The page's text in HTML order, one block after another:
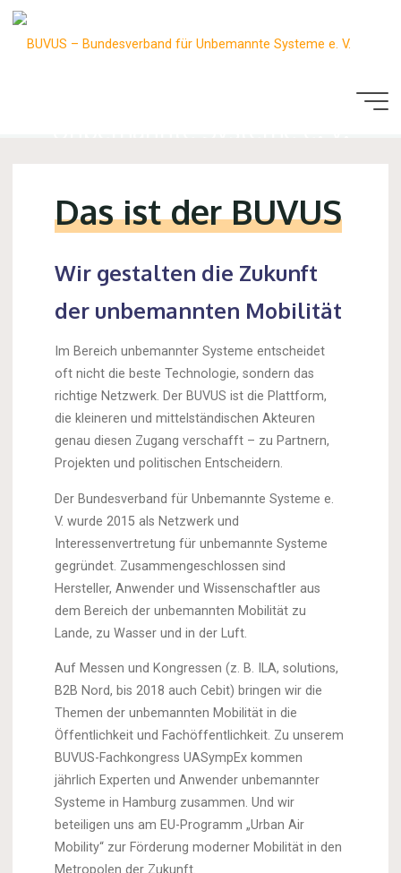
Skip
BUVUS – Bundesverband für
Das ist der BUVUS
Wir gestalten die Zukunft
der unbemannten Mobilität
Im Bereich unbemannter Systeme entscheidet
oft nicht die beste Technologie, sondern das
richtige Netzwerk. Der BUVUS ist die Plattform,
die kleineren und mittelständischen Akteuren
genau diesen Zugang verschafft – zu Partnern,
Projekten und politischen Entscheidern.
Der Bundesverband für Unbemannte Systeme e.
V. wurde 2015 als Netzwerk und
Interessenvertretung für unbemannte Systeme
gegründet. Zusammengeschlossen sind
Hersteller, Anwender und Wissenschaftler aus
dem Bereich der unbemannten Mobilität zu
Lande, zu Wasser und in der Luft.
Auf Messen und Kongressen (z. B. ILA, solutions,
B2B Nord, bis 2018 auch Cebit) bringen wir die
Themen der unbemannten Mobilität in die
Öffentlichkeit und Fachöffentlichkeit. Zu unserem
BUVUS-Fachkongress UASympEx kommen
jährlich Experten und Anwender unbemannter
Systeme in Hamburg zusammen. Und wir
beteiligen uns am EU-Programm „Urban Air
Mobility“ zur Förderung moderner Mobilität in den
Metropolen der Zukunft.